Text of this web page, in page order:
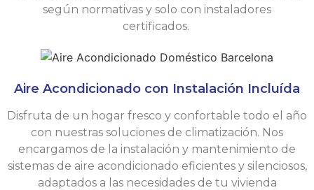
según normativas y solo con instaladores
certificados.
Aire Acondicionado con Instalación Incluída
Disfruta de un hogar fresco y confortable todo el año
con nuestras soluciones de climatización. Nos
encargamos de la instalación y mantenimiento de
sistemas de aire acondicionado eficientes y silenciosos,
adaptados a las necesidades de tu vivienda